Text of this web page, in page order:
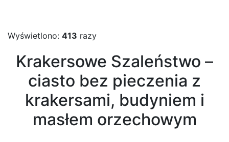
Wyświetlono: 413 razy
Krakersowe Szaleństwo –
ciasto bez pieczenia z
krakersami, budyniem i
masłem orzechowym